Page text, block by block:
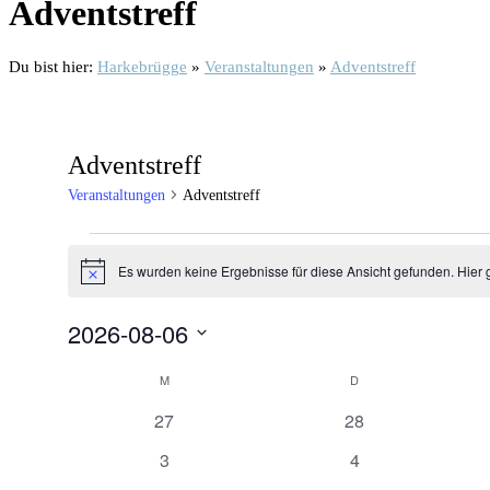
Adventstreff
Du bist hier: Harkebrügge » Veranstaltungen » Adventstreff
Adventstreff
Veranstaltungen Adventstreff
HinweisEs wurden keine Ergebnisse für diese Ansicht gefunden. Hier
2026-08-06
KalenderMMONTAG D
0
27
0
28
0
3
0
4